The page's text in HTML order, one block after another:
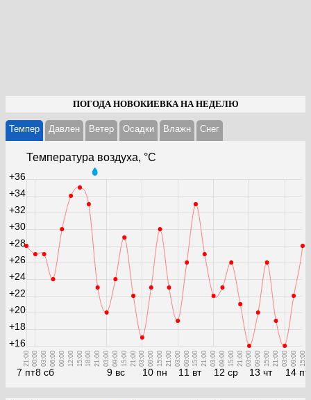
ПОГОДА НОВОКИЕВКА НА НЕДЕЛЮ
Темпер Давлен Ветер Осадки Влажн Cнег
Температура воздуха, °С
7 пт
21:00
8 сб
00:00 03:00 06:00 09:00 12:00 15:00 18:00 21:00
9 вс
03:00 09:00 15:00 21:00
10 пн
03:00 09:00 15:00 21:00
11 вт
03:00 09:00 15:00 21:00
12 ср
03:00 09:00 15:00 21:00
13 чт
03:00 09:00 15:00 21:00
14 пт
03:00 09:00 15:00
+16
+18
+20
+22
+24
+26
+28
+30
+32
+34
+36